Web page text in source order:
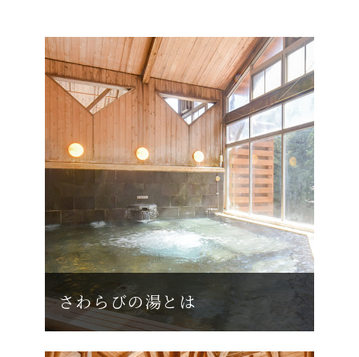
さわらびの湯とは